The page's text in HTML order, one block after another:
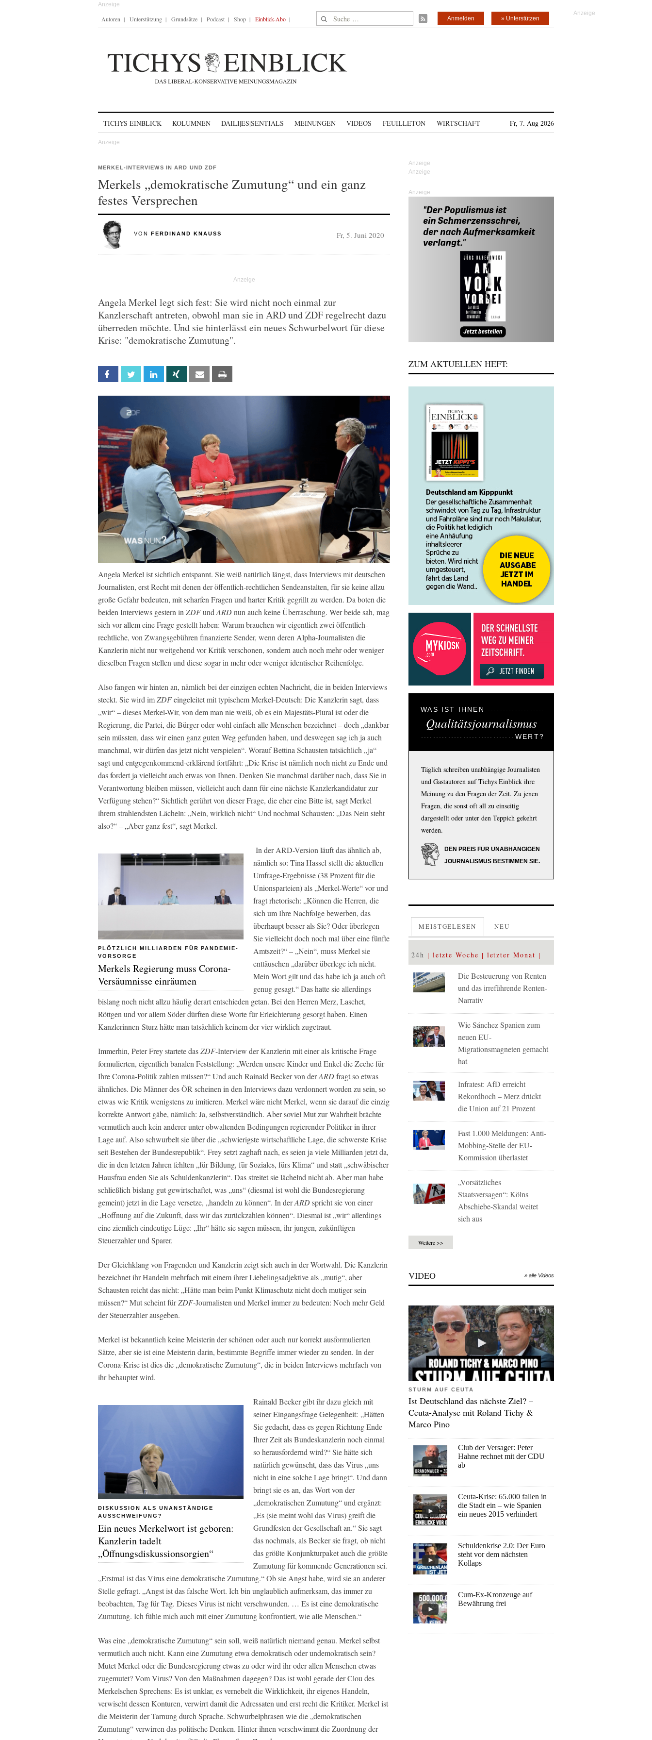
Autoren Unterstützung Grundsätze Podcast Shop Einblick-Abo Suche nach: » Unterstützen
Anmelden
TICHYS EINBLICK KOLUMNEN DAILI|ES|SENTIALS MEINUNGEN VIDEOS FEUILLETON WIRTSCHAFT Fr, 7. Aug 2026
MERKEL-INTERVIEWS IN ARD UND ZDF
Merkels „demokratische Zumutung“ und ein ganz
festes Versprechen
VON FERDINAND KNAUSS Fr, 5. Juni 2020
Angela Merkel legt sich fest: Sie wird nicht noch einmal zur
Kanzlerschaft antreten, obwohl man sie in ARD und ZDF regelrecht dazu
überreden möchte. Und sie hinterlässt ein neues Schwurbelwort für diese
Krise: "demokratische Zumutung".
Facebook Twitter Linkedin Xing Email
Angela Merkel ist sichtlich entspannt. Sie weiß natürlich längst, dass Interviews mit deutschen
Journalisten, erst Recht mit denen der öffentlich-rechtlichen Sendeanstalten, für sie keine allzu
große Gefahr bedeuten, mit scharfen Fragen und harter Kritik gegrillt zu werden. Da boten die
beiden Interviews gestern in ZDFund ARDnun auch keine Überraschung. Wer beide sah, mag
sich vor allem eine Frage gestellt haben: Warum brauchen wir eigentlich zwei öffentlich-
rechtliche, von Zwangsgebühren finanzierte Sender, wenn deren Alpha-Journalisten die
Kanzlerin nicht nur weitgehend vor Kritik verschonen, sondern auch noch mehr oder weniger
dieselben Fragen stellen und diese sogar in mehr oder weniger identischer Reihenfolge.
Also fangen wir hinten an, nämlich bei der einzigen echten Nachricht, die in beiden Interviews
steckt. Sie wird imZDFeingeleitet mit typischem Merkel-Deutsch: Die Kanzlerin sagt, dass
„wir“ – dieses Merkel-Wir, von dem man nie weiß, ob es ein Majestäts-Plural ist oder die
Regierung, die Partei, die Bürger oder wohl einfach alle Menschen bezeichnet – doch „dankbar
sein müssten, dass wir einen ganz guten Weg gefunden haben, und deswegen sag ich ja auch
manchmal, wir dürfen das jetzt nicht verspielen“. Worauf Bettina Schausten tatsächlich „ja“
sagt und entgegenkommend-erklärend fortfährt: „Die Krise ist nämlich noch nicht zu Ende und
das fordert ja vielleicht auch etwas von Ihnen. Denken Sie manchmal darüber nach, dass Sie in
Verantwortung bleiben müssen, vielleicht auch dann für eine nächste Kanzlerkandidatur zur
Verfügung stehen?“ Sichtlich gerührt von dieser Frage, die eher eine Bitte ist, sagt Merkel
ihrem strahlendsten Lächeln: „Nein, wirklich nicht“ Und nochmal Schausten: „Das Nein steht
also?“ – „Aber ganz fest“, sagt Merkel.
PLÖTZLICH MILLIARDEN FÜR PANDEMIE-
VORSORGE
Merkels Regierung muss Corona-
Versäumnisse einräumen
In derARD-Version läuft das ähnlich ab,
nämlich so: Tina Hassel stellt die aktuellen
Umfrage-Ergebnisse (38 Prozent für die
Unionsparteien) als „Merkel-Werte“ vor und
fragt rhetorisch: „Können die Herren, die
sich um Ihre Nachfolge bewerben, das
überhaupt besser als Sie? Oder überlegen
Sie vielleicht doch noch mal über eine fünfte
Amtszeit?“ – „Nein“, muss Merkel sie
enttäuschen „darüber überlege ich nicht.
Mein Wort gilt und das habe ich ja auch oft
genug gesagt.“ Das hatte sie allerdings
bislang noch nicht allzu häufig derart entschieden getan. Bei den Herren Merz, Laschet,
Röttgen und vor allem Söder dürften diese Worte für Erleichterung gesorgt haben. Einen
Kanzlerinnen-Sturz hätte man tatsächlich keinem der vier wirklich zugetraut.
Immerhin, Peter Frey startete dasZDF-Interview der Kanzlerin mit einer als kritische Frage
formulierten, eigentlich banalen Feststellung: „Werden unsere Kinder und Enkel die Zeche für
Ihre Corona-Politik zahlen müssen?“ Und auch Rainald Becker von derARDfragt so etwas
ähnliches. Die Männer des ÖR scheinen in den Interviews dazu verdonnert worden zu sein, so
etwas wie Kritik wenigstens zu imitieren. Merkel wäre nicht Merkel, wenn sie darauf die einzig
korrekte Antwort gäbe, nämlich: Ja, selbstverständlich. Aber soviel Mut zur Wahrheit brächte
vermutlich auch kein anderer unter obwaltenden Bedingungen regierender Politiker in ihrer
Lage auf. Also schwurbelt sie über die „schwierigste wirtschaftliche Lage, die schwerste Krise
seit Bestehen der Bundesrepublik“. Frey setzt zaghaft nach, es seien ja viele Milliarden jetzt da,
die in den letzten Jahren fehlten „für Bildung, für Soziales, fürs Klima“ und statt „schwäbischer
Hausfrau enden Sie als Schuldenkanzlerin“. Das streitet sie lächelnd nicht ab. Aber man habe
schließlich bislang gut gewirtschaftet, was „uns“ (diesmal ist wohl die Bundesregierung
gemeint) jetzt in die Lage versetze, „handeln zu können“. In derARDspricht sie von einer
„Hoffnung auf die Zukunft, dass wir das zurückzahlen können“. Diesmal ist „wir“ allerdings
eine ziemlich eindeutige Lüge: „Ihr“ hätte sie sagen müssen, ihr jungen, zukünftigen
Steuerzahler und Sparer.
Der Gleichklang von Fragenden und Kanzlerin zeigt sich auch in der Wortwahl. Die Kanzlerin
bezeichnet ihr Handeln mehrfach mit einem ihrer Liebelingsadjektive als „mutig“, aber
Schausten reicht das nicht: „Hätte man beim Punkt Klimaschutz nicht doch mutiger sein
müssen?“ Mut scheint fürZDF-Journalisten und Merkel immer zu bedeuten: Noch mehr Geld
der Steuerzahler ausgeben.
Merkel ist bekanntlich keine Meisterin der schönen oder auch nur korrekt ausformulierten
Sätze, aber sie ist eine Meisterin darin, bestimmte Begriffe immer wieder zu senden. In der
Corona-Krise ist dies die „demokratische Zumutung“, die in beiden Interviews mehrfach von
ihr behauptet wird.
DISKUSSION ALS UNANSTÄNDIGE
AUSSCHWEIFUNG?
Ein neues Merkelwort ist geboren:
Kanzlerin tadelt
„Öffnungsdiskussionsorgien“
Rainald Becker gibt ihr dazu gleich mit
seiner Eingangsfrage Gelegenheit: „Hätten
Sie gedacht, dass es gegen Richtung Ende
Ihrer Zeit als Bundeskanzlerin noch einmal
so herausfordernd wird?“ Sie hätte sich
natürlich gewünscht, dass das Virus „uns
nicht in eine solche Lage bringt“. Und dann
bringt sie es an, das Wort von der
„demokratischen Zumutung“ und ergänzt:
„Es (sie meint wohl das Virus) greift die
Grundfesten der Gesellschaft an.“ Sie sagt
das nochmals, als Becker sie fragt, ob nicht
das größte Konjunkturpaket auch die größte
Zumutung für kommende Generationen sei.
„Erstmal ist das Virus eine demokratische Zumutung.“ Ob sie Angst habe, wird sie an anderer
Stelle gefragt. „Angst ist das falsche Wort. Ich bin unglaublich aufmerksam, das immer zu
beobachten, Tag für Tag. Dieses Virus ist nicht verschwunden. … Es ist eine demokratische
Zumutung. Ich fühle mich auch mit einer Zumutung konfrontiert, wie alle Menschen.“
Was eine „demokratische Zumutung“ sein soll, weiß natürlich niemand genau. Merkel selbst
vermutlich auch nicht. Kann eine Zumutung etwa demokratisch oder undemokratisch sein?
Mutet Merkel oder die Bundesregierung etwas zu oder wird ihr oder allen Menschen etwas
zugemutet? Vom Virus? Von den Maßnahmen dagegen? Das ist wohl gerade der Clou des
Merkelschen Sprechens: Es ist unklar, es vernebelt die Wirklichkeit, ihr eigenes Handeln,
verwischt dessen Konturen, verwirrt damit die Adressaten und erst recht die Kritiker. Merkel ist
die Meisterin der Tarnung durch Sprache. Schwurbelphrasen wie die „demokratischen
Zumutung“ verwirren das politische Denken. Hinter ihnen verschwimmt die Zuordnung der
Anzeige
ZUM AKTUELLEN HEFT:
WAS IST IHNEN
Qualitätsjournalismus
WERT?
Täglich schreiben unabhängige Journalisten
und Gastautoren auf Tichys Einblick ihre
Meinung zu den Fragen der Zeit. Zu jenen
Fragen, die sonst oft all zu einseitig
dargestellt oder unter den Teppich gekehrt
werden.
DEN PREIS FÜR UNABHÄNGIGEN
JOURNALISMUS BESTIMMEN SIE.
MEISTGELESEN NEU
24h letzte Woche letzter Monat
Die Besteuerung von Renten
und das irreführende Renten-
Narrativ
Wie Sánchez Spanien zum
neuen EU-
Migrationsmagneten gemacht
hat
Infratest: AfD erreicht
Rekordhoch – Merz drückt
die Union auf 21 Prozent
Fast 1.000 Meldungen: Anti-
Mobbing-Stelle der EU-
Kommission überlastet
„Vorsätzliches
Staatsversagen“: Kölns
Abschiebe-Skandal weitet
sich aus
Weitere >>
VIDEO » alle Videos
STURM AUF CEUTA
Ist Deutschland das nächste Ziel? –
Ceuta-Analyse mit Roland Tichy &
Marco Pino
Club der Versager: Peter
Hahne rechnet mit der CDU
ab
Ceuta-Krise: 65.000 fallen in
die Stadt ein – wie Spanien
ein neues 2015 verhindert
Schuldenkrise 2.0: Der Euro
steht vor dem nächsten
Kollaps
Cum-Ex-Kronzeuge auf
Bewährung frei